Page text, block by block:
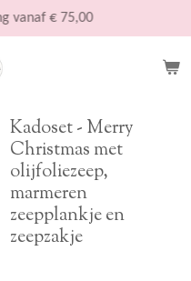
vanaf € 75,00
Kadoset - Merry
Christmas met
olijfoliezeep,
marmeren
zeepplankje en
zeepzakje